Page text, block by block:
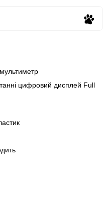
цифровий дисплей Full